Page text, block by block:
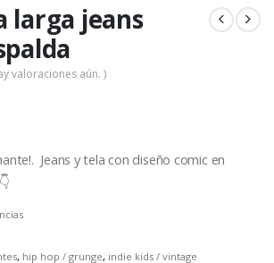
larga jeans
valoraciones aún. )
Jeans y tela con diseño comic en
, hip hop / grunge, indie kids / vintage